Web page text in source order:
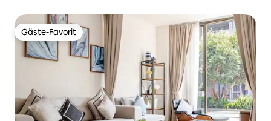
Gäste-Favorit
Gäste-Favorit